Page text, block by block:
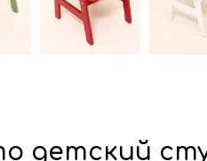
детский